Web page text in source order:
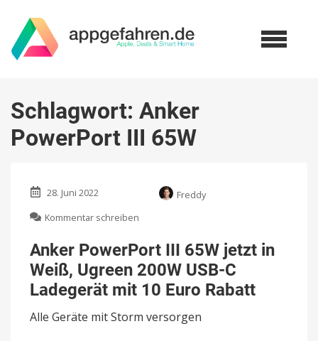
Schlagwort: Anker
PowerPort III 65W
28. Juni 2022
Freddy
Kommentar schreiben
PowerPort
III
65W
jetzt
in
Weiß,
Ugreen
Anker PowerPort III 65W jetzt in
Weiß, Ugreen 200W USB-C
Ladegerät mit 10 Euro Rabatt
Alle Geräte mit Storm versorgen